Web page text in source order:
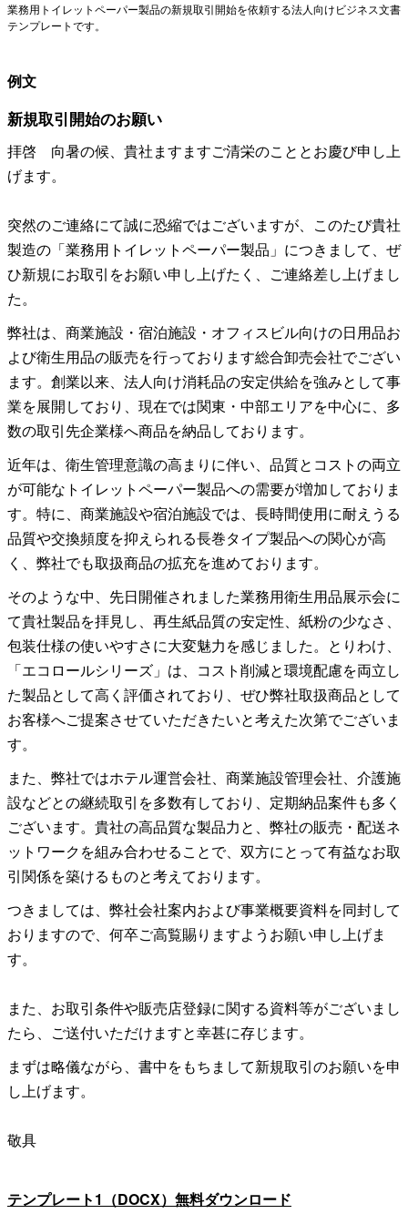
業務用トイレットペーパー製品の新規取引開始を依頼する法人向けビジネス文書
テンプレートです。
例文
新規取引開始のお願い
拝啓　向暑の候、貴社ますますご清栄のこととお慶び申し上
げます。
突然のご連絡にて誠に恐縮ではございますが、このたび貴社
製造の「業務用トイレットペーパー製品」につきまして、ぜ
ひ新規にお取引をお願い申し上げたく、ご連絡差し上げまし
た。
弊社は、商業施設・宿泊施設・オフィスビル向けの日用品お
よび衛生用品の販売を行っております総合卸売会社でござい
ます。創業以来、法人向け消耗品の安定供給を強みとして事
業を展開しており、現在では関東・中部エリアを中心に、多
数の取引先企業様へ商品を納品しております。
近年は、衛生管理意識の高まりに伴い、品質とコストの両立
が可能なトイレットペーパー製品への需要が増加しておりま
す。特に、商業施設や宿泊施設では、長時間使用に耐えうる
品質や交換頻度を抑えられる長巻タイプ製品への関心が高
く、弊社でも取扱商品の拡充を進めております。
そのような中、先日開催されました業務用衛生用品展示会に
て貴社製品を拝見し、再生紙品質の安定性、紙粉の少なさ、
包装仕様の使いやすさに大変魅力を感じました。とりわけ、
「エコロールシリーズ」は、コスト削減と環境配慮を両立し
た製品として高く評価されており、ぜひ弊社取扱商品として
お客様へご提案させていただきたいと考えた次第でございま
す。
また、弊社ではホテル運営会社、商業施設管理会社、介護施
設などとの継続取引を多数有しており、定期納品案件も多く
ございます。貴社の高品質な製品力と、弊社の販売・配送ネ
ットワークを組み合わせることで、双方にとって有益なお取
引関係を築けるものと考えております。
つきましては、弊社会社案内および事業概要資料を同封して
おりますので、何卒ご高覧賜りますようお願い申し上げま
す。
また、お取引条件や販売店登録に関する資料等がございまし
たら、ご送付いただけますと幸甚に存じます。
まずは略儀ながら、書中をもちまして新規取引のお願いを申
し上げます。
敬具
テンプレート1（DOCX）無料ダウンロード